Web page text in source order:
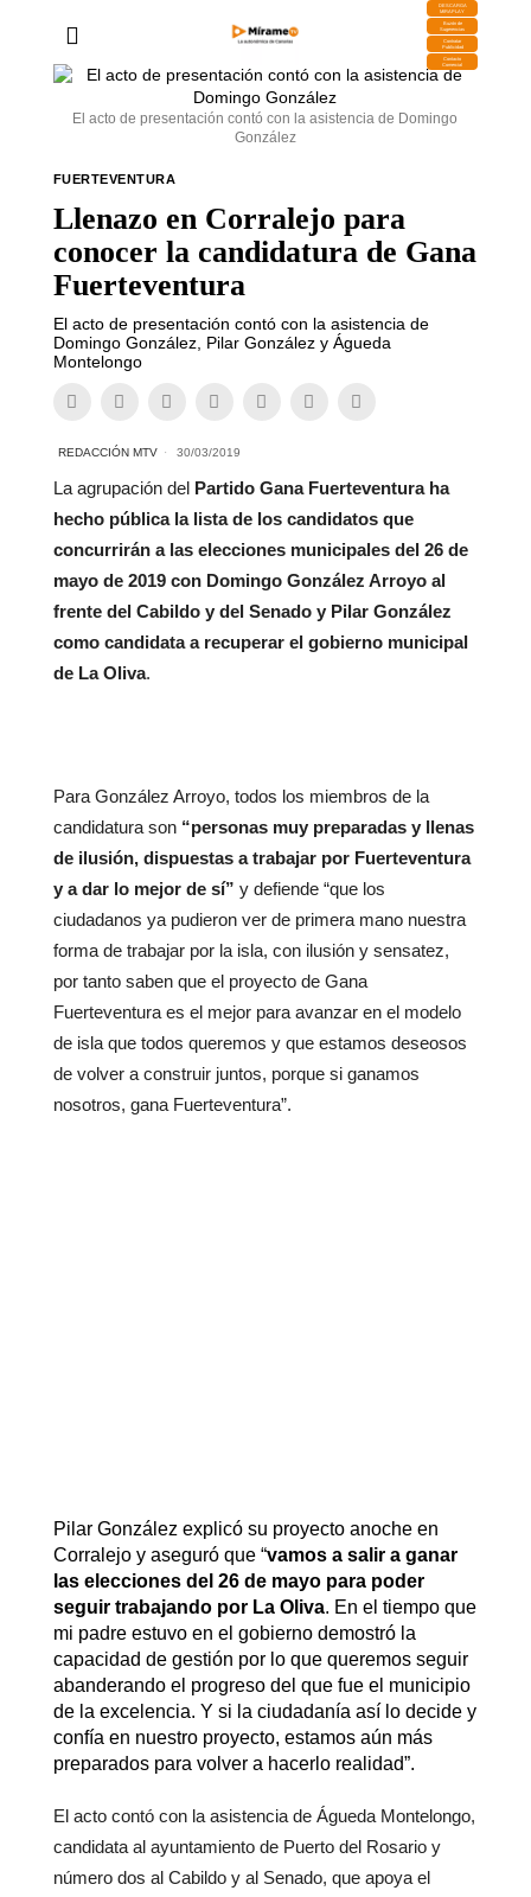
DESCARGA
MIRAPLAY
Buzón de
Sugerencias
Contratar
Publicidad
Contacto
Comercial
El acto de presentación contó con la asistencia de Domingo
González
FUERTEVENTURA
Llenazo en Corralejo para
conocer la candidatura de Gana
Fuerteventura
El acto de presentación contó con la asistencia de
Domingo González, Pilar González y Águeda
Montelongo
REDACCIÓN MTV 30/03/2019
La agrupación del Partido Gana Fuerteventura ha
hecho pública la lista de los candidatos que
concurrirán a las elecciones municipales del 26 de
mayo de 2019 con Domingo González Arroyo al
frente del Cabildo y del Senado y Pilar González
como candidata a recuperar el gobierno municipal
de La Oliva.
Para González Arroyo, todos los miembros de la
candidatura son “personas muy preparadas y llenas
de ilusión, dispuestas a trabajar por Fuerteventura
y a dar lo mejor de sí” y defiende “que los
ciudadanos ya pudieron ver de primera mano nuestra
forma de trabajar por la isla, con ilusión y sensatez,
por tanto saben que el proyecto de Gana
Fuerteventura es el mejor para avanzar en el modelo
de isla que todos queremos y que estamos deseosos
de volver a construir juntos, porque si ganamos
nosotros, gana Fuerteventura”.
Pilar González explicó su proyecto anoche en
Corralejo y aseguró que “vamos a salir a ganar
las elecciones del 26 de mayo para poder
seguir trabajando por La Oliva. En el tiempo que
mi padre estuvo en el gobierno demostró la
capacidad de gestión por lo que queremos seguir
abanderando el progreso del que fue el municipio
de la excelencia. Y si la ciudadanía así lo decide y
confía en nuestro proyecto, estamos aún más
preparados para volver a hacerlo realidad”.
El acto contó con la asistencia de Águeda Montelongo,
candidata al ayuntamiento de Puerto del Rosario y
número dos al Cabildo y al Senado, que apoya el